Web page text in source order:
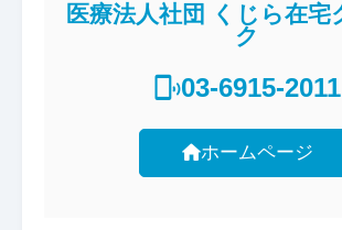
医療法人社団 くじら在宅
ク
03-6915-2011
ホームページ